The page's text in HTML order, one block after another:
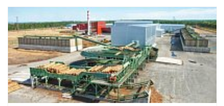
Смотреть проект